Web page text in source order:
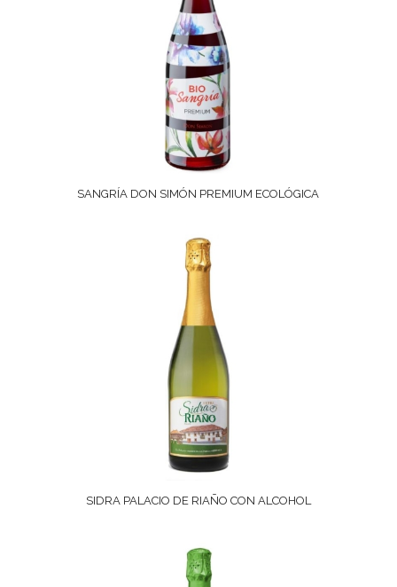
SANGRÍA DON SIMÓN PREMIUM ECOLÓGICA
SIDRA PALACIO DE RIAÑO CON ALCOHOL